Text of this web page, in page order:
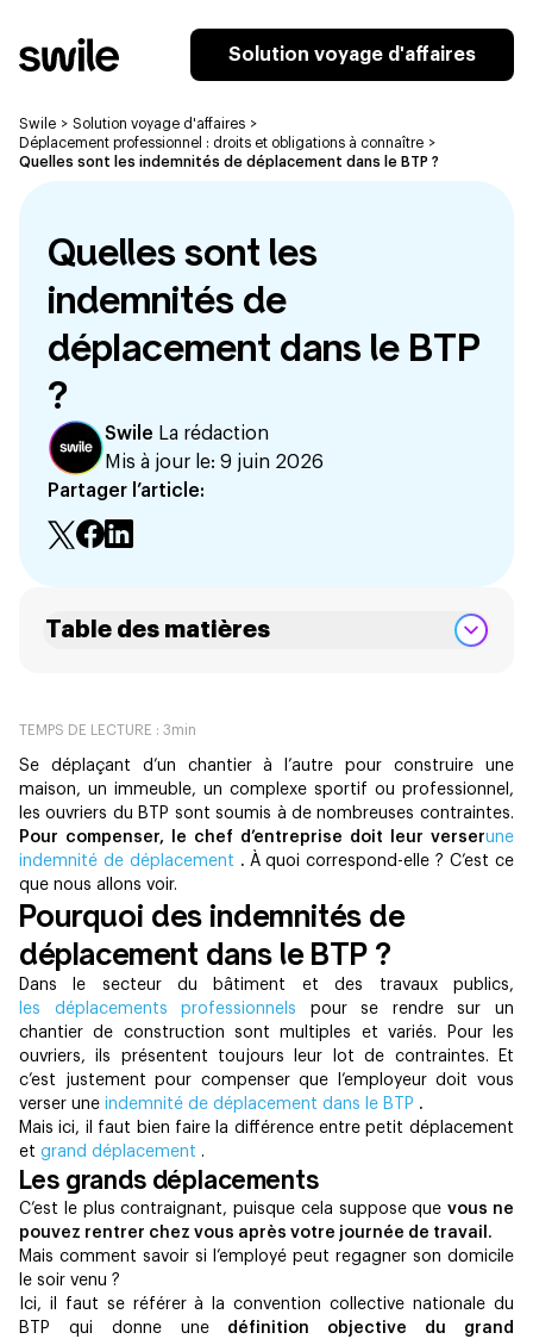
Solution voyage d'affaires
Swile > Solution voyage d'affaires >
Déplacement professionnel : droits et obligations à connaître >
Quelles sont les indemnités de déplacement dans le BTP ?
Quelles sont les
indemnités de
déplacement dans le BTP
?
Swile La rédaction
Mis à jour le: 9 juin 2026
Partager l’article:
TEMPS DE LECTURE : 3min
Se déplaçant d’un chantier à l’autre pour construire une
maison, un immeuble, un complexe sportif ou professionnel,
les ouvriers du BTP sont soumis à de nombreuses contraintes.
Pour compenser, le chef d’entreprise doit leur verserune
indemnité de déplacement . À quoi correspond-elle ? C’est ce
que nous allons voir.
Pourquoi des indemnités de
déplacement dans le BTP ?
Dans le secteur du bâtiment et des travaux publics,
les déplacements professionnels pour se rendre sur un
chantier de construction sont multiples et variés. Pour les
ouvriers, ils présentent toujours leur lot de contraintes. Et
c’est justement pour compenser que l’employeur doit vous
verser une indemnité de déplacement dans le BTP .
Mais ici, il faut bien faire la différence entre petit déplacement
et grand déplacement .
Les grands déplacements
C’est le plus contraignant, puisque cela suppose quevous ne
pouvez rentrer chez vous après votre journée de travail.
Mais comment savoir si l’employé peut regagner son domicile
le soir venu ?
Ici, il faut se référer à la convention collective nationale du
BTP qui donne une définition objective du grand
Table des matières